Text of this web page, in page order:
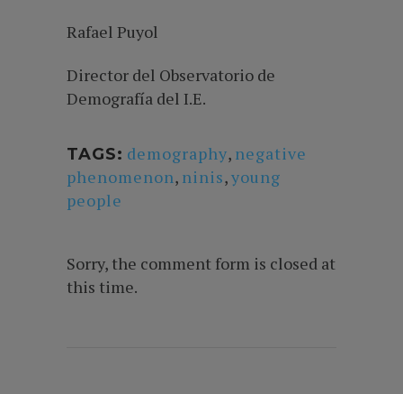
Rafael Puyol
Director del Observatorio de
Demografía del I.E.
TAGS: demography, negative
phenomenon, ninis,young
people
Sorry, the comment form is closed at
this time.